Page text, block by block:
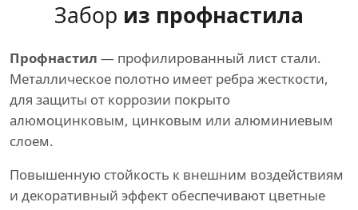
Забор из профнастила
Профнастил — профилированный лист стали.
Металлическое полотно имеет ребра жесткости,
для защиты от коррозии покрыто
алюмоцинковым, цинковым или алюминиевым
слоем.
Повышенную стойкость к внешним воздействиям
и декоративный эффект обеспечивают цветные